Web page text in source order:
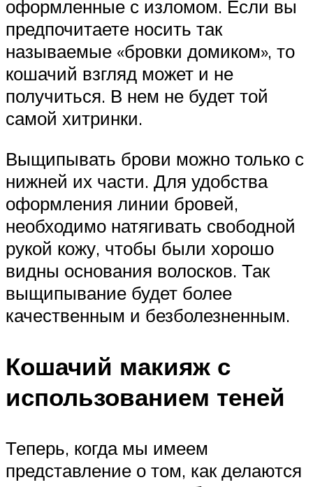
оформленные с изломом. Если вы
предпочитаете носить так
называемые «бровки домиком», то
кошачий взгляд может и не
получиться. В нем не будет той
самой хитринки.
Выщипывать брови можно только с
нижней их части. Для удобства
оформления линии бровей,
необходимо натягивать свободной
рукой кожу, чтобы были хорошо
видны основания волосков. Так
выщипывание будет более
качественным и безболезненным.
Кошачий макияж с
использованием теней
Теперь, когда мы имеем
представление о том, как делаются